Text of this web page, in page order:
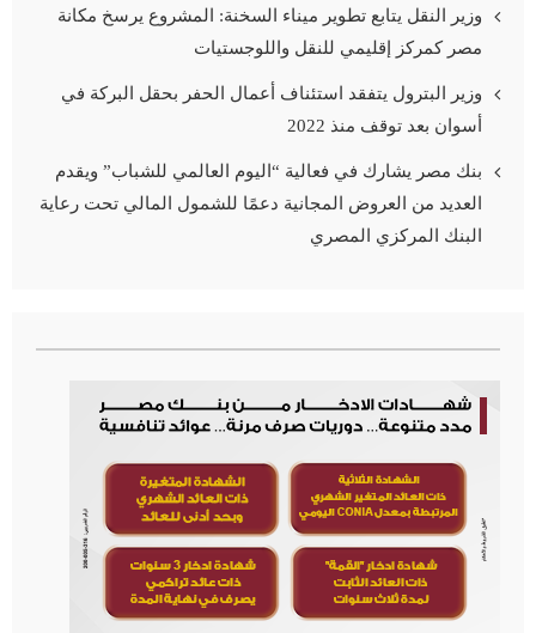
وزير النقل يتابع تطوير ميناء السخنة: المشروع يرسخ مكانة
مصر كمركز إقليمي للنقل واللوجستيات
وزير البترول يتفقد استئناف أعمال الحفر بحقل البركة في
أسوان بعد توقف منذ 2022
بنك مصر يشارك في فعالية “اليوم العالمي للشباب” ويقدم
العديد من العروض المجانية دعمًا للشمول المالي تحت رعاية
البنك المركزي المصري